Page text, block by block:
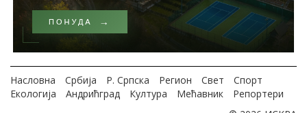
Насловна Србија Р. Српска Регион Свет
Спорт
Екологија
Андрићград Култура Мећавник
Репортери